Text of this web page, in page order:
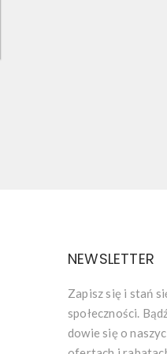
NEWSLETTER
Zapisz się i stań
społeczności.
dowie się o